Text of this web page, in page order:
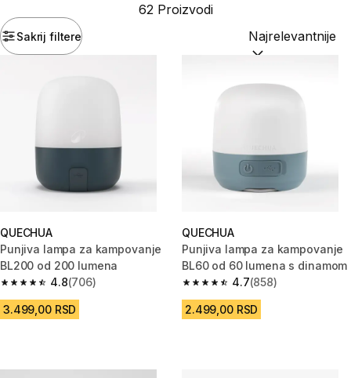
Sakrij filtere
62 Proizvodi
Sortiraj po:
QUECHUA
Punjiva lampa za kampovanje
BL200 od 200 lumena
4.8
4.8 od 5 zvezdica from 706 Recenzije
(706)
3.499,00 RSD
QUECHUA
Punjiva lampa za kampovanje
BL60 od 60 lumena s dinamom
4.7
4.7 od 5 zvezdica from 858
(858)
2.499,00 RSD